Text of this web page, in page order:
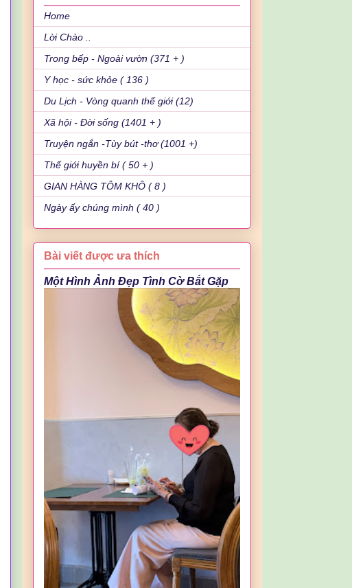
Home
Lời Chào ..
Trong bếp - Ngoài vườn (371 + )
Y học - sức khỏe ( 136 )
Du Lịch - Vòng quanh thế giới (12)
Xã hội - Đời sống (1401 + )
Truyện ngắn -Tùy bút -thơ (1001 +)
Thế giới huyền bí ( 50 + )
GIAN HÀNG TÔM KHÔ ( 8 )
Ngày ấy chúng mình ( 40 )
Bài viết được ưa thích
Một Hình Ảnh Đẹp Tình Cờ Bắt Gặp